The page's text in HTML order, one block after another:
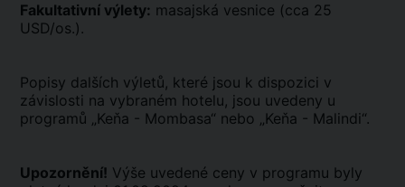
Fakultativní výlety: masajská vesnice (cca 25
USD/os.).
Popisy dalších výletů, které jsou k dispozici v
závislosti na vybraném hotelu, jsou uvedeny u
programů „Keňa - Mombasa“ nebo „Keňa - Malindi“.
Upozornění! Výše uvedené ceny v programu byly